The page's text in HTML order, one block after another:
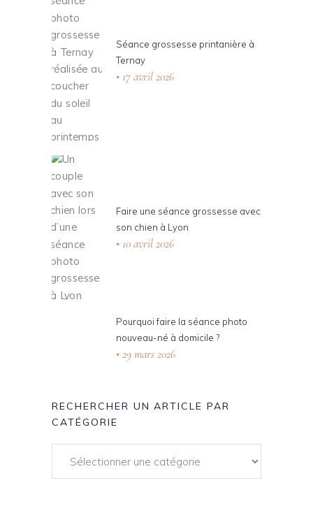
Séance grossesse printanière à
Ternay
17 avril 2026
Faire une séance grossesse avec
son chien à Lyon
10 avril 2026
Pourquoi faire la séance photo
nouveau-né à domicile ?
29 mars 2026
RECHERCHER UN ARTICLE PAR
CATÉGORIE